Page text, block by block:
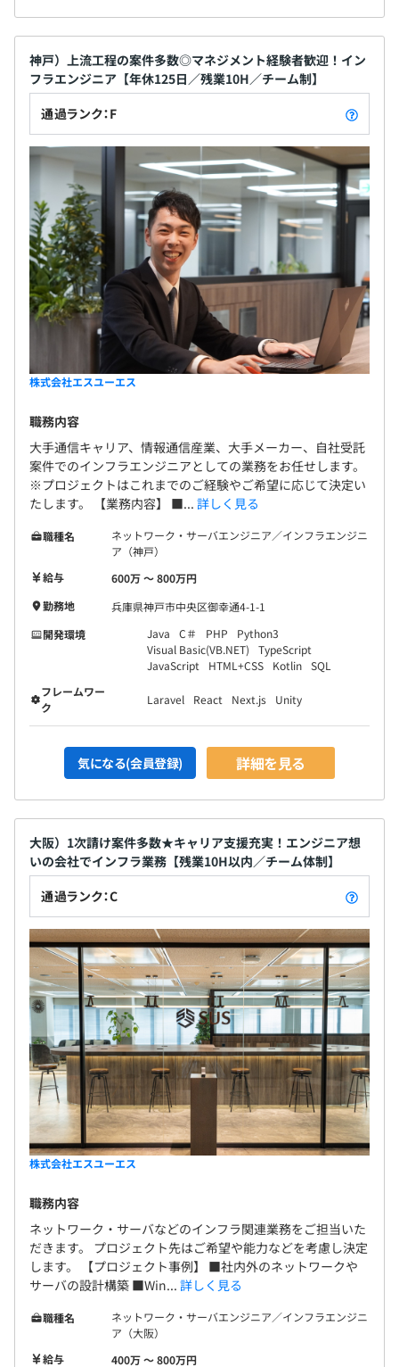
神戸）上流工程の案件多数◎マネジメント経験者歓迎！イン
フラエンジニア【年休125日／残業10H／チーム制】
通過ランク：F
株式会社エスユーエス
職務内容
大手通信キャリア、情報通信産業、大手メーカー、自社受託
案件でのインフラエンジニアとしての業務をお任せします。
※プロジェクトはこれまでのご経験やご希望に応じて決定い
たします。 【業務内容】 ■... 詳しく見る
職種名
ネットワーク・サーバエンジニア／インフラエンジニ
ア（神戸）
給与
600万 〜 800万円
勤務地
兵庫県神戸市中央区御幸通4-1-1
開発環境
Java C＃ PHP
Python3
Visual Basic(VB.NET)
TypeScript
JavaScript
HTML+CSS Kotlin SQL
フレームワー
ク
Laravel React Next.js Unity
気になる(会員登録) 詳細を見る
大阪）1次請け案件多数★キャリア支援充実！エンジニア想
いの会社でインフラ業務【残業10H以内／チーム体制】
通過ランク：C
株式会社エスユーエス
職務内容
ネットワーク・サーバなどのインフラ関連業務をご担当いた
だきます。 プロジェクト先はご希望や能力などを考慮し決定
します。 【プロジェクト事例】 ■社内外のネットワークや
サーバの設計構築 ■Win... 詳しく見る
職種名
ネットワーク・サーバエンジニア／インフラエンジニ
ア（大阪）
給与
400万 〜 800万円